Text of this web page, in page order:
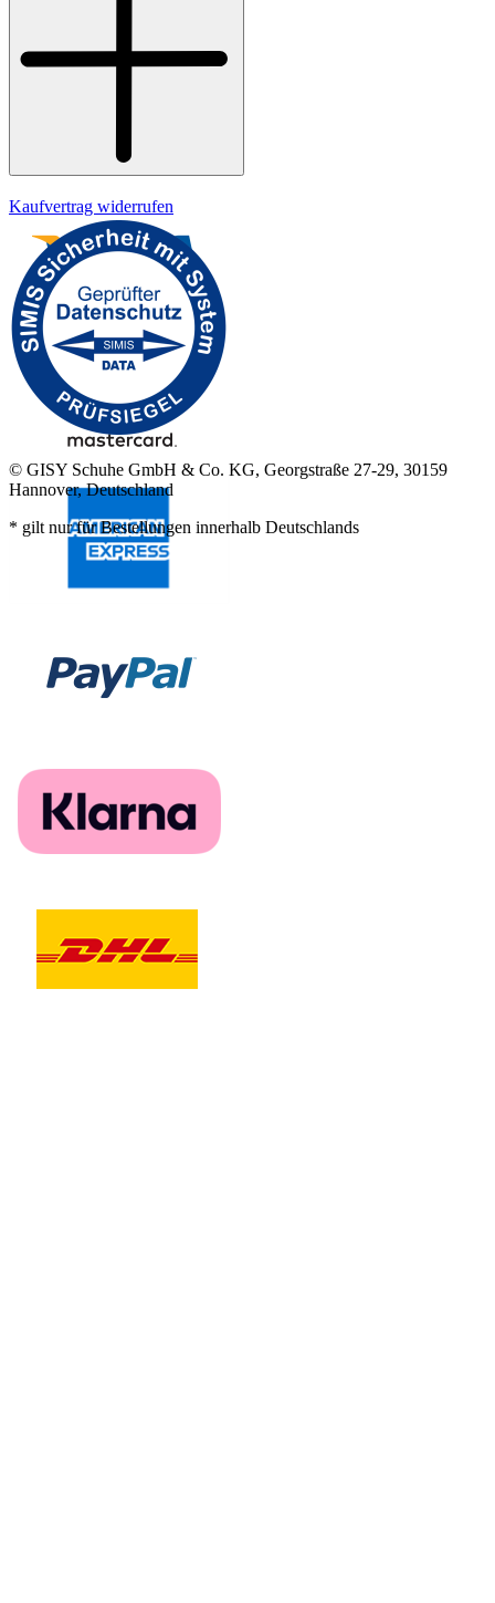
Kaufvertrag widerrufen
© GISY Schuhe GmbH & Co. KG, Georgstraße 27-29, 30159
Hannover, Deutschland
* gilt nur für Bestellungen innerhalb Deutschlands